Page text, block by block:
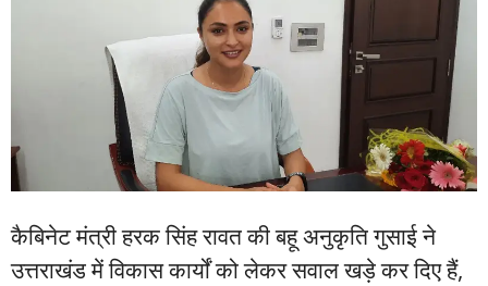
कैबिनेट मंत्री हरक सिंह रावत की बहू अनुकृति गुसाई ने
उत्तराखंड में विकास कार्यों को लेकर सवाल खड़े कर दिए हैं,